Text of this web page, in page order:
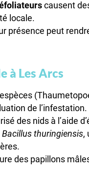
causent
locale.
présence peut
à Les Arcs
de l’infestation.
des nids à l’aide
Bacillus thuringiensis,
des papillons